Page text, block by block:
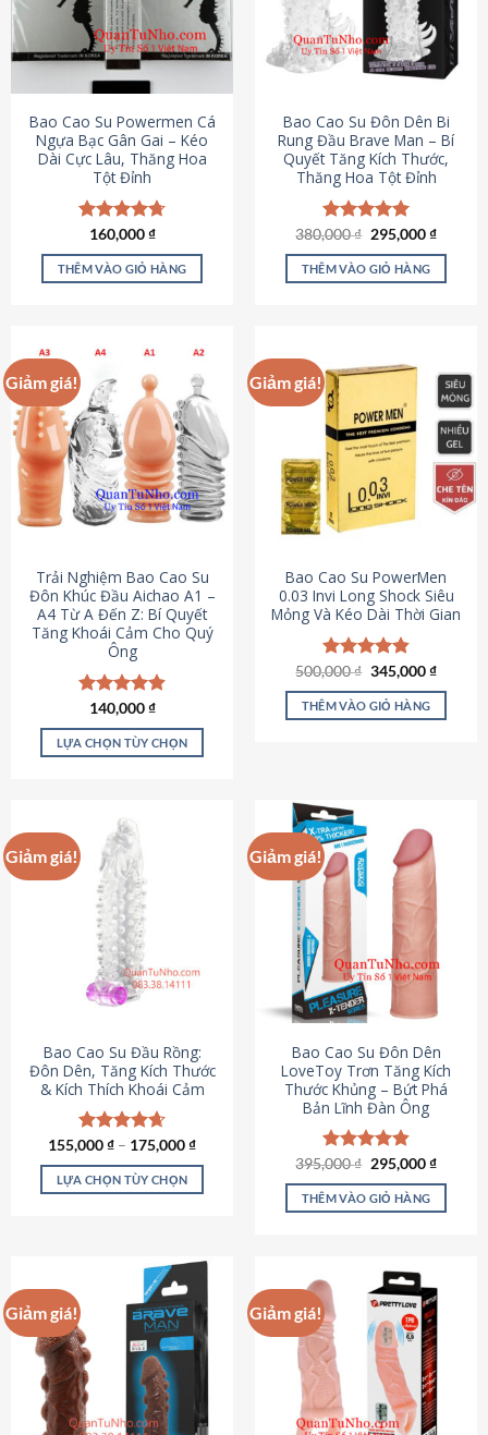
tùy
chọn
có
chọn
trên
trang
sản
phẩm
Bao Cao Su Powermen Cá
Ngựa Bạc Gân Gai – Kéo
Dài Cực Lâu, Thăng Hoa
Tột Đỉnh
Được xếp
hạng4.73
5 sao
160,000₫
THÊM VÀO GIỎ HÀNG
Bao Cao Su Đôn Dên Bi
Rung Đầu Brave Man – Bí
Quyết Tăng Kích Thước,
Thăng Hoa Tột Đỉnh
Được xếp
hạng5.00
5 sao
380,000₫ Giá
là:
380,000 ₫.
295,000₫Giá
tại
THÊM VÀO GIỎ HÀNG
Giảm giá!
Trải Nghiệm Bao Cao Su
Đôn Khúc Đầu Aichao A1 –
A4 Từ A Đến Z: Bí Quyết
Tăng Khoái Cảm Cho Quý
Ông
Được xếp
hạng4.88
5 sao
140,000₫
LỰA CHỌN TÙY CHỌN
có
nhiều
biến
thể.
Các
tùy
chọn
có
chọn
trên
trang
sản
phẩm
Giảm giá!
Bao Cao Su PowerMen
0.03 Invi Long Shock Siêu
Mỏng Và Kéo Dài Thời Gian
Được xếp
hạng4.85
5 sao
500,000₫ Giá
là:
500,000 ₫.
345,000₫Giá
tại
THÊM VÀO GIỎ HÀNG
Giảm giá!
Bao Cao Su Đầu Rồng:
Đôn Dên, Tăng Kích Thước
& Kích Thích Khoái Cảm
Được xếp
hạng4.69
5 sao
155,000₫ – 175,000₫
LỰA CHỌN TÙY CHỌN
nhiều
biến
thể.
Các
tùy
chọn
Giảm giá!
Bao Cao Su Đôn Dên
LoveToy Trơn Tăng Kích
Thước Khủng – Bứt Phá
Bản Lĩnh Đàn Ông
Được xếp
hạng4.82
5 sao
395,000₫ Giá
là:
395,000 ₫.
295,000₫Giá
tại
THÊM VÀO GIỎ HÀNG
Giảm giá! Giảm giá!